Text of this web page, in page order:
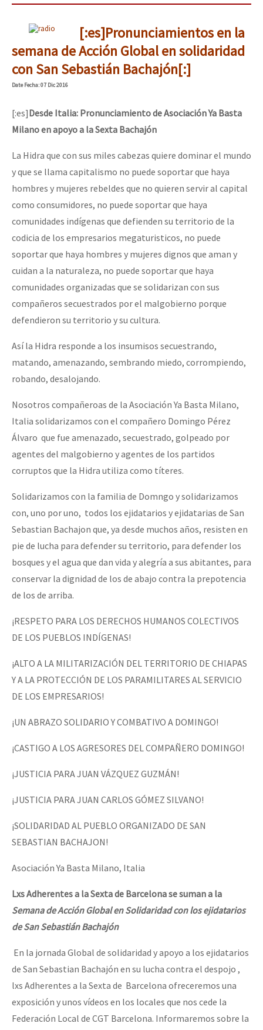
[:es]Pronunciamientos en la
semana de Acción Global en solidaridad
con San Sebastián Bachajón[:]
DateFecha: 07 Dic 2016
[:es]Desde Italia: Pronunciamiento de Asociación Ya Basta
Milano en apoyo a la Sexta Bachajón
La Hidra que con sus miles cabezas quiere dominar el mundo
y que se llama capitalismo no puede soportar que haya
hombres y mujeres rebeldes que no quieren servir al capital
como consumidores, no puede soportar que haya
comunidades indígenas que defienden su territorio de la
codicia de los empresarios megaturisticos, no puede
soportar que haya hombres y mujeres dignos que aman y
cuidan a la naturaleza, no puede soportar que haya
comunidades organizadas que se solidarizan con sus
compañeros secuestrados por el malgobierno porque
defendieron su territorio y su cultura.
Así la Hidra responde a los insumisos secuestrando,
matando, amenazando, sembrando miedo, corrompiendo,
robando, desalojando.
Nosotros compañeroas de la Asociación Ya Basta Milano,
Italia solidarizamos con el compañero Domingo Pérez
Álvaro que fue amenazado, secuestrado, golpeado por
agentes del malgobierno y agentes de los partidos
corruptos que la Hidra utiliza como títeres.
Solidarizamos con la familia de Domngo y solidarizamos
con, uno por uno, todos los ejidatarios y ejidatarias de San
Sebastian Bachajon que, ya desde muchos años, resisten en
pie de lucha para defender su territorio, para defender los
bosques y el agua que dan vida y alegría a sus abitantes, para
conservar la dignidad de los de abajo contra la prepotencia
de los de arriba.
¡RESPETO PARA LOS DERECHOS HUMANOS COLECTIVOS
DE LOS PUEBLOS INDÍGENAS!
¡ALTO A LA MILITARIZACIÓN DEL TERRITORIO DE CHIAPAS
Y A LA PROTECCIÓN DE LOS PARAMILITARES AL SERVICIO
DE LOS EMPRESARIOS!
¡UN ABRAZO SOLIDARIO Y COMBATIVO A DOMINGO!
¡CASTIGO A LOS AGRESORES DEL COMPAÑERO DOMINGO!
¡JUSTICIA PARA JUAN VÁZQUEZ GUZMÁN!
¡JUSTICIA PARA JUAN CARLOS GÓMEZ SILVANO!
¡SOLIDARIDAD AL PUEBLO ORGANIZADO DE SAN
SEBASTIAN BACHAJON!
Asociación Ya Basta Milano, Italia
Lxs Adherentes a la Sexta de Barcelona se suman a la
Semana de Acción Global en Solidaridadcon los ejidatarios
de San Sebastián Bachajón
En la jornada Global de solidaridad y apoyo a los ejidatarios
de San Sebastian Bachajón en su lucha contra el despojo ,
lxs Adherentes a la Sexta de Barcelona ofreceremos una
exposición y unos vídeos en los locales que nos cede la
Federación Local de CGT Barcelona. Informaremos sobre la